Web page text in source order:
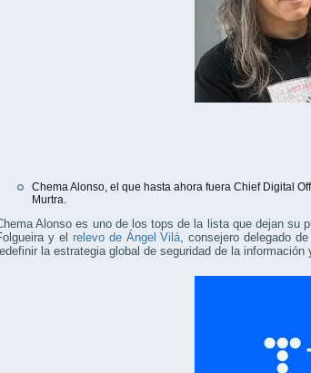
Chema Alonso, el que hasta ahora fuera Chief Digital
Murtra.
Alonso es uno de los tops de la lista que dejan su
y el relevo de Ángel Vilá, consejero delegado
la estrategia global de seguridad de la